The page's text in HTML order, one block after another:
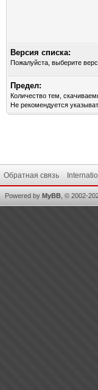
Версия списка:
Пожалуйста, выберите
Предел:
Количество тем,
Не рекомендуется
Обратная связь
Powered by MyBB , © 2002-